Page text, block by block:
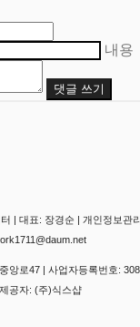
내용
댓글 쓰기
| 대표: 장경순 | 개인정보관
앙로47 | 사업자등록번호:
공자: (주)식스샵